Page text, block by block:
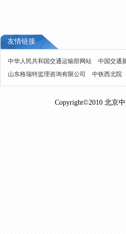
友情链接
中华人民共和国交通运输部网站 中国交通
山东格瑞特监理咨询有限公司
中铁西北院
Copyright©2010 北京